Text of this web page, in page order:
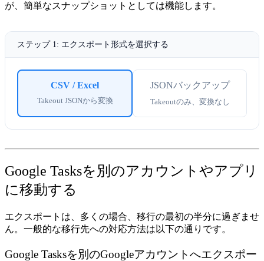
が、簡単なスナップショットとしては機能します。
ステップ 1: エクスポート形式を選択する
CSV / Excel
Takeout JSONから変換
JSONバックアップ
Takeoutのみ、変換なし
Google Tasksを別のアカウントやアプリ
に移動する
エクスポートは、多くの場合、移行の最初の半分に過ぎませ
ん。一般的な移行先への対応方法は以下の通りです。
Google Tasksを別のGoogleアカウントへエクスポー